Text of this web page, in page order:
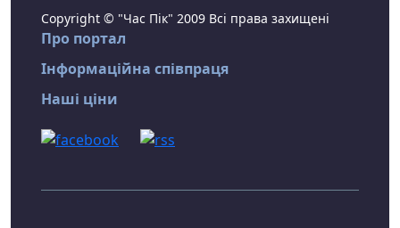
Copyright © "Час Пік" 2009 Всі права захищені
Про портал
Інформаційна співпраця
Наші ціни